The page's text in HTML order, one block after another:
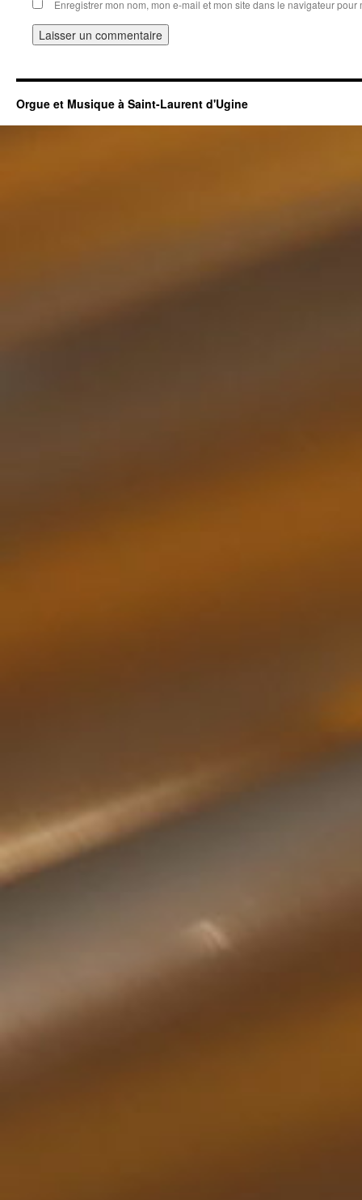
Enregistrer mon nom, mon e-mail et mon site dans le navigateur
Orgue et Musique à Saint-Laurent d'Ugine